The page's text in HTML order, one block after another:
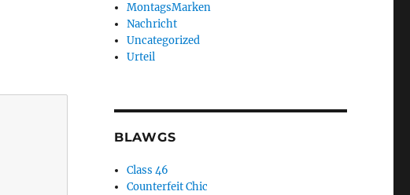
MontagsMarken
Nachricht
Uncategorized
Urteil
BLAWGS
Class 46
Counterfeit Chic